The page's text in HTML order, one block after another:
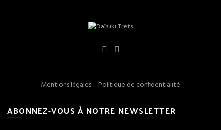
Mentions légales–Politique de confidentialité
ABONNEZ-VOUS À NOTRE NEWSLETTER